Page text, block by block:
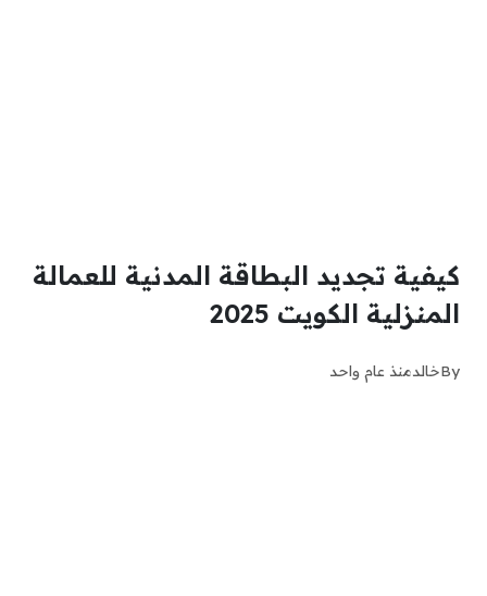
كيفية تجديد البطاقة المدنية للعمالة
المنزلية الكويت 2025
Byخالدمنذ عام واحد